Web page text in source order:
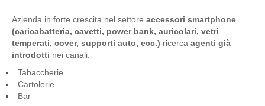
Azienda in forte crescita nel settore accessori smartphone
(caricabatteria, cavetti, power bank, auricolari, vetri
temperati, cover, supporti auto, ecc.) ricerca agenti già
introdotti nei canali:
Tabaccherie
Cartolerie
Bar